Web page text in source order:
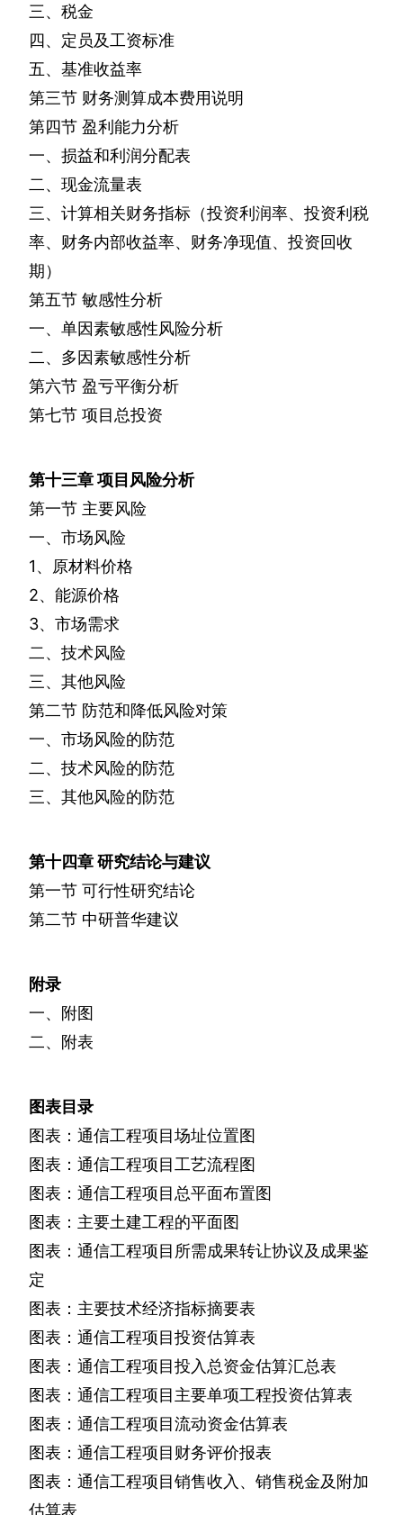
三、税金
四、定员及工资标准
五、基准收益率
第三节 财务测算成本费用说明
第四节 盈利能力分析
一、损益和利润分配表
二、现金流量表
三、计算相关财务指标（投资利润率、投资利税
率、财务内部收益率、财务净现值、投资回收
期）
第五节 敏感性分析
一、单因素敏感性风险分析
二、多因素敏感性分析
第六节 盈亏平衡分析
第七节 项目总投资
第十三章项目风险分析
第一节 主要风险
一、市场风险
1、原材料价格
2、能源价格
3、市场需求
二、技术风险
三、其他风险
第二节 防范和降低风险对策
一、市场风险的防范
二、技术风险的防范
三、其他风险的防范
第十四章研究结论与建议
第一节 可行性研究结论
第二节 中研普华建议
附录
一、附图
二、附表
图表目录
图表：通信工程项目场址位置图
图表：通信工程项目工艺流程图
图表：通信工程项目总平面布置图
图表：主要土建工程的平面图
图表：通信工程项目所需成果转让协议及成果鉴
定
图表：主要技术经济指标摘要表
图表：通信工程项目投资估算表
图表：通信工程项目投入总资金估算汇总表
图表：通信工程项目主要单项工程投资估算表
图表：通信工程项目流动资金估算表
图表：通信工程项目财务评价报表
图表：通信工程项目销售收入、销售税金及附加
估算表